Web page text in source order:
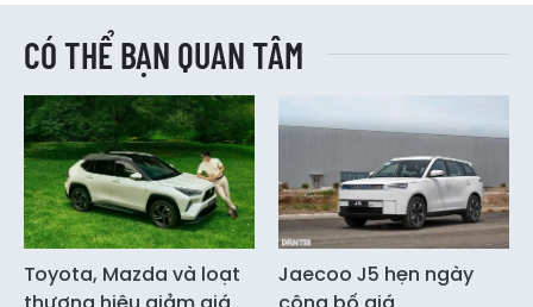
CÓ THỂ BẠN QUAN TÂM
Toyota, Mazda và loạt
Jaecoo J5 hẹn ngày